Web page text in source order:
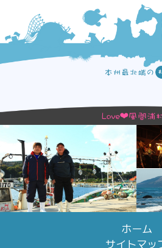
ホーム
サイトマッ